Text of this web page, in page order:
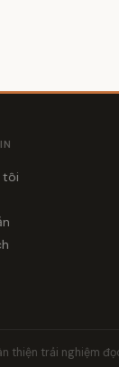
tôi
thiện trải nghiệm